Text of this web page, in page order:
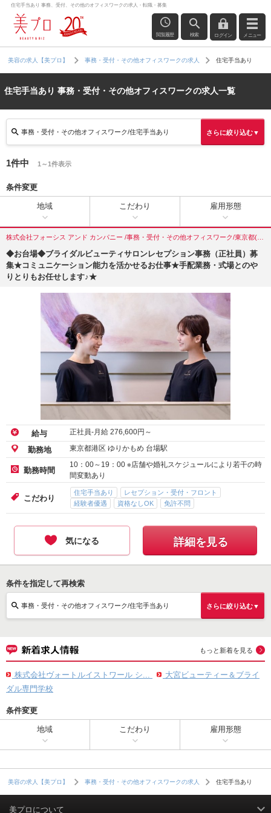
住宅手当あり 事務、受付、その他のオフィスワークの求人・転職・募集
閲覧履歴 検索 ログイン メニュー
美容の求人【美プロ】 事務・受付・その他オフィスワークの求人 住宅手当あり
住宅手当あり 事務・受付・その他オフィスワークの求人一覧
事務・受付・その他オフィスワーク/住宅手当あり さらに絞り込む▼
1件中 1～1件表示
条件変更
地域 こだわり 雇用形態
◆お台場◆ブライダルビューティサロンレセプション事務（正社員）募
集★コミュニケーション能力を活かせるお仕事★手配業務・式場とのや
りとりもお任せします♪★
給与 正社員-月給 276,600円～
勤務地 東京都港区 ゆりかもめ 台場駅
勤務時間
10：00～19：00 ※店舗や婚礼スケジュールにより若干の時
間変動あり
こだわり
住宅手当あり
レセプション・受付・フロント
経験者優遇
資格なしOK 免許不問
気になる 詳細を見る
条件を指定して再検索
事務・受付・その他オフィスワーク/住宅手当あり さらに絞り込む▼
もっと新着を見る
株式会社ヴォートルイストワール シ...
大宮ビューティー＆ブライ
ダル専門学校
条件変更
地域 こだわり 雇用形態
美容の求人【美プロ】 事務・受付・その他オフィスワークの求人 住宅手当あり
美プロについて